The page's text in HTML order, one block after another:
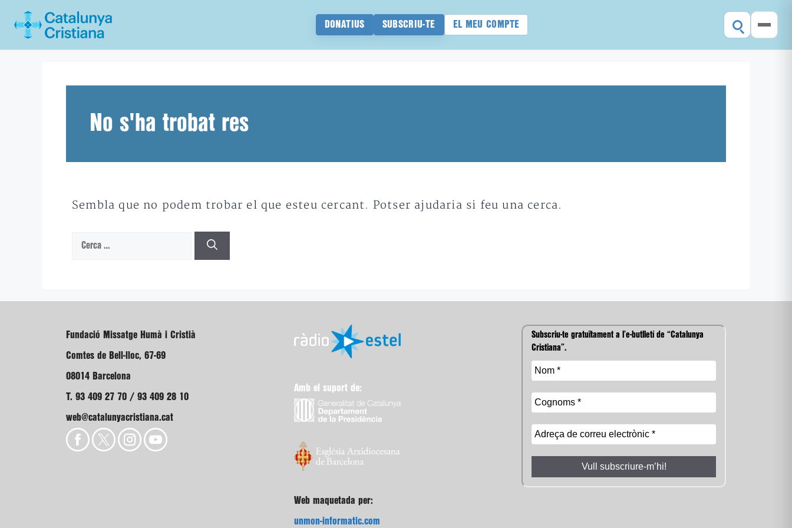
DONATIUS SUBSCRIU-TE EL MEU COMPTE
No s'ha trobat res
Sembla que no podem trobar el que esteu cercant. Potser ajudaria si feu una cerca.
Cerca:
Fundació Missatge Humà i Cristià
Comtes de Bell-lloc, 67-69
08014 Barcelona
T. 93 409 27 70 / 93 409 28 10
web@catalunyacristiana.cat
Amb el suport de:
Web maquetada per:
unmon-informatic.com
Subscriu-te gratuïtament a l’e-butlletí de “Catalunya
Cristiana”.